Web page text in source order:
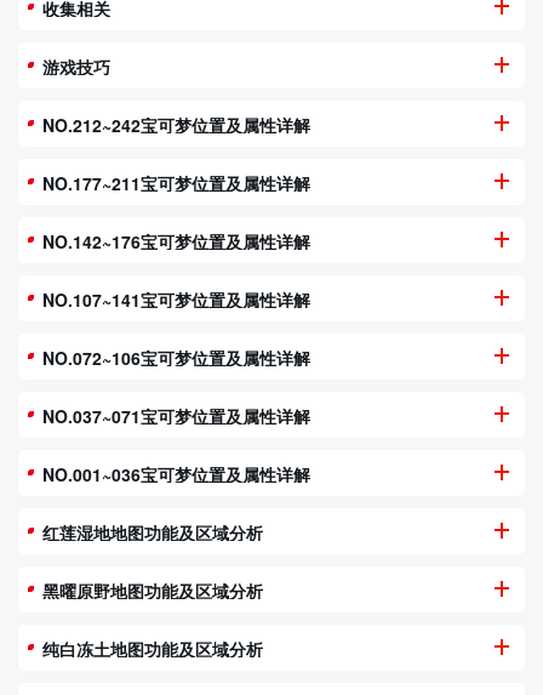
收集相关
游戏技巧
NO.212~242宝可梦位置及属性详解
NO.177~211宝可梦位置及属性详解
NO.142~176宝可梦位置及属性详解
NO.107~141宝可梦位置及属性详解
NO.072~106宝可梦位置及属性详解
NO.037~071宝可梦位置及属性详解
NO.001~036宝可梦位置及属性详解
红莲湿地地图功能及区域分析
黑曜原野地图功能及区域分析
纯白冻土地图功能及区域分析